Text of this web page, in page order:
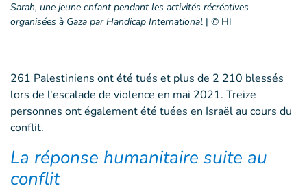
Sarah, une jeune enfant pendant les activités récréatives
organisées à Gaza par Handicap International | © HI
261 Palestiniens ont été tués et plus de 2 210 blessés
lors de l'escalade de violence en mai 2021. Treize
personnes ont également été tuées en Israël au cours du
conflit.
La réponse humanitaire suite au
conflit